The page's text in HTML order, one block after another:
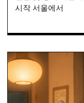
시작 서울에서